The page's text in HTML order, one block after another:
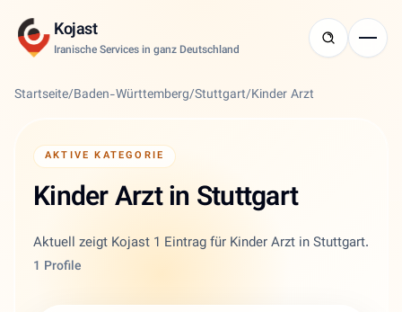
Kojast
Iranische Services in ganz Deutschland
Startseite/Baden-Württemberg/Stuttgart/Kinder Arzt
AKTIVE KATEGORIE
Kinder Arzt in Stuttgart
Aktuell zeigt Kojast 1 Eintrag für Kinder Arzt in Stuttgart.
1 Profile